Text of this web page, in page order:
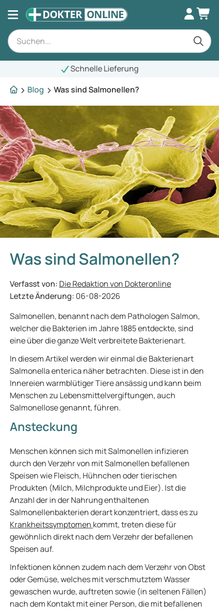
Blog
Was sind Salmonellen?
Was sind Salmonellen?
Verfasst von: Die Redaktion von Dokteronline
Letzte Änderung: 06-08-2026
Salmonellen, benannt nach dem Pathologen Salmon,
welcher die Bakterien im Jahre 1885 entdeckte, sind
eine über die ganze Welt verbreitete Bakterienart.
In diesem Artikel werden wir einmal die Bakterienart
Salmonella enterica näher betrachten. Diese ist in den
Innereien warmblütiger Tiere ansässig und kann beim
Menschen zu Lebensmittelvergiftungen, auch
Salmonellose genannt, führen.
Ansteckung
Menschen können sich mit Salmonellen infizieren
durch den Verzehr von mit Salmonellen befallenen
Speisen wie Fleisch, Hühnchen oder tierischen
Produkten (Milch, Milchprodukte und Eier). Ist die
Anzahl der in der Nahrung enthaltenen
Salmonellenbakterien derart konzentriert, dass es zu
Krankheitssymptomen kommt, treten diese für
gewöhnlich direkt nach dem Verzehr der befallenen
Speisen auf.
Infektionen können zudem nach dem Verzehr von Obst
oder Gemüse, welches mit verschmutztem Wasser
gewaschen wurde, auftreten sowie (in seltenen Fällen)
nach dem Kontakt mit einer Person, die mit befallenen